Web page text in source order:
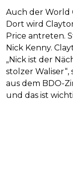
Auch der World
Dort wird
Price antreten.
Nick Kenny.
„Nick ist der
stolzer Waliser“,
aus dem BDO-
und das ist